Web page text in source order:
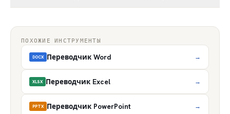
ПОХОЖИЕ ИНСТРУМЕНТЫ
DOCX Переводчик Word →
XLSX Переводчик Excel →
PPTX Переводчик PowerPoint →